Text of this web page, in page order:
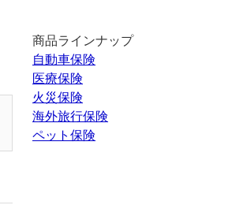
商品ラインナップ
自動車保険
医療保険
火災保険
海外旅行保険
ペット保険